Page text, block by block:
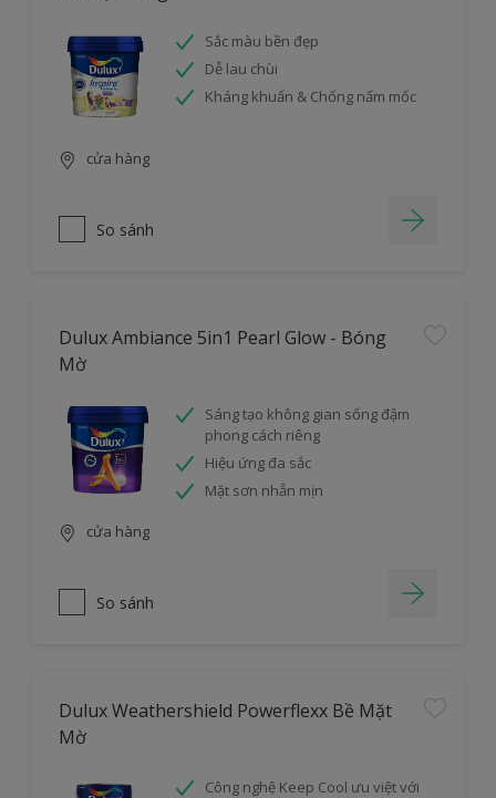
Sắc màu bền đẹp
Dễ lau chùi
Kháng khuẩn & Chống nấm mốc
cửa hàng
So sánh
Dulux Ambiance 5in1 Pearl Glow - Bóng
Mờ
Sáng tạo không gian sống đậm
phong cách riêng
Hiệu ứng đa sắc
Mặt sơn nhẵn mịn
cửa hàng
So sánh
Dulux Weathershield Powerflexx Bề Mặt
Mờ
Công nghệ Keep Cool ưu việt với